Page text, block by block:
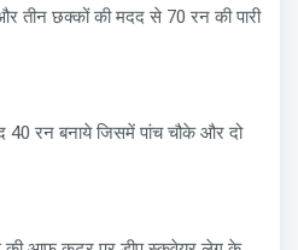
तीन छक्कों की मदद से 70 रन की पारी
40 रन बनाये जिसमें पांच चौके और दो